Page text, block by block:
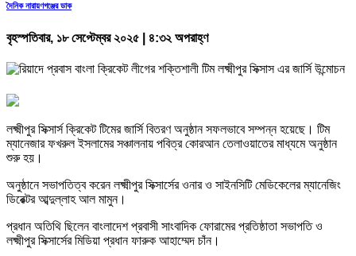
দৈনিক নারায়ণগঞ্জের ডাক
বৃহস্পতিবার, ১৮ সেপ্টেম্বর ২০২৫ | ৪:৩২ অপরাহ্ণ
লক্ষ্মীপুর সিক্সার্স ক্রিকেট টিমের জার্সি বিতরণ অনুষ্ঠান সফলভাবে সম্পন্ন হয়েছে। টিম
ম্যানেজার ফখরুল ইসলামের সঞ্চালনায় পবিত্র কোরআন তেলাওয়াতের মাধ্যমে অনুষ্ঠান
শুরু হয়।
অনুষ্ঠানে সভাপতিত্ব করেন লক্ষ্মীপুর সিক্সার্সের ওনার ও সাইনসিটি মেডিকেলের ম্যানেজিং
ডিরেক্টর আব্দুল্লাহ আল মামুন।
প্রধান অতিথি ছিলেন বাংলাদেশ প্রবাসী সাংবাদিক ফোরামের প্রতিষ্ঠাতা সভাপতি ও
লক্ষ্মীপুর সিক্সার্সের মিডিয়া প্রধান ফারুক আহাম্মেদ চাঁন।